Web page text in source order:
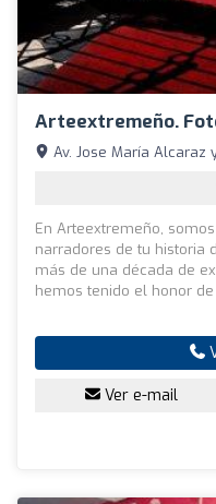
Arteextremeño.
Av. Jose María Alcaraz
En Arteextremeño,
narradores de tu historia
más de una década de
hemos tenido el honor de
Ver e-mail